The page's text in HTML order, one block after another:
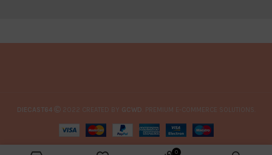
DIECAST64 2022 CREATED BY GCWD . PREMIUM E-COMMERCE SOLUTIONS.
0